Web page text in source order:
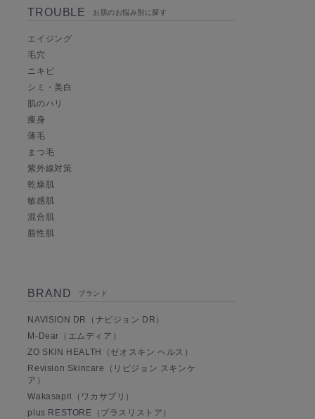
TROUBLE お肌のお悩み別に探す
エイジング
毛穴
ニキビ
シミ・美白
肌のハリ
痩身
薄毛
まつ毛
紫外線対策
乾燥肌
敏感肌
混合肌
脂性肌
BRAND ブランド
NAVISION DR（ナビジョン DR）
M-Dear（エムディア）
ZO SKIN HEALTH（ゼオスキン ヘルス）
Revision Skincare（リビジョン スキンケ
ア）
Wakasapri（ワカサプリ）
plus RESTORE（プラスリストア）